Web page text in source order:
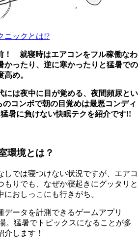
ニックとは!?
！ 就寝時はエアコンをフル稼働なわ
かったり、逆に寒かったりと猛暑での
め。
には夜中に目が覚める、夜間頻尿とい
コンボで朝の目覚めは最悪コンディ
暑に負けない快眠テクを紹介です!!
環境とは？
しでは寝つけない状況ですが、エアコ
もりでも、なぜか寝起きにグッタリと
おしっこにも行きがち。
データを計測できるゲームアプリ
場。猛暑でトピックスになることが多
介します！